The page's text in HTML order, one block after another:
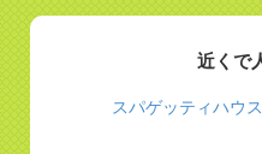
近くで
スパゲッティハウ